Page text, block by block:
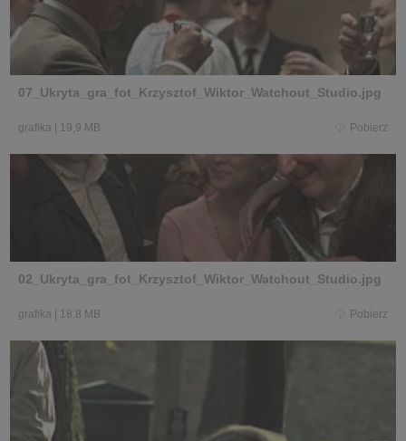
07_Ukryta_gra_fot_Krzysztof_Wiktor_Watchout_Studio.jpg
grafika 19,9 MB Pobierz
02_Ukryta_gra_fot_Krzysztof_Wiktor_Watchout_Studio.jpg
grafika 18,8 MB Pobierz